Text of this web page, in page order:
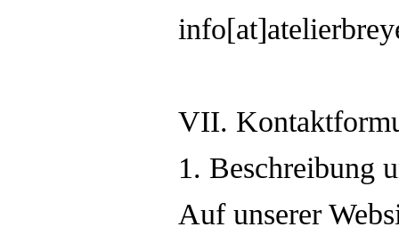
VII.
1. Beschreibung
Auf unserer